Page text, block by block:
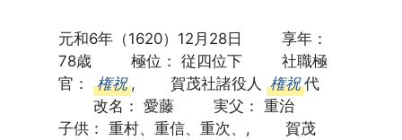
元和6年（1620）12月28日 享年：
78歳 極位： 従四位下 社職極
官： 権祝 , 賀茂社諸役人 権祝 代
改名： 愛藤 実父： 重治
子供： 重村、重信、重次、, 賀茂